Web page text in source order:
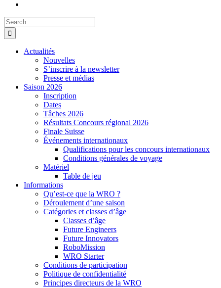
Search
for:
Actualités
Nouvelles
S’inscrire à la newsletter
Presse et médias
Saison 2026
Inscription
Dates
Tâches 2026
Résultats Concours régional 2026
Finale Suisse
Événements internationaux
Qualifications pour les concours internationaux
Conditions générales de voyage
Matériel
Table de jeu
Informations
Qu’est-ce que la WRO ?
Déroulement d’une saison
Catégories et classes d’âge
Classes d’âge
Future Engineers
Future Innovators
RoboMission
WRO Starter
Conditions de participation
Politique de confidentialité
Principes directeurs de la WRO